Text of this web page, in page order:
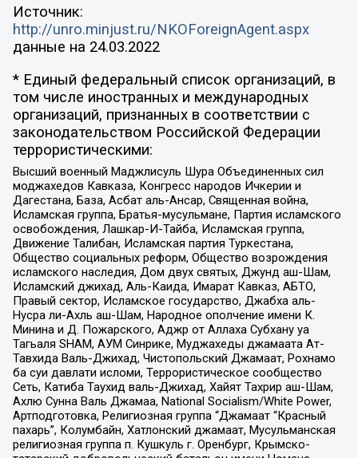
Источник:
http://unro.minjust.ru/NKOForeignAgent.aspx
данные на 24.03.2022
* Единый федеральный список организаций, в
том числе иностранных и международных
организаций, признанных в соответствии с
законодательством Российской Федерации
террористическими:
Высший военный Маджлисуль Шура Объединенных сил
моджахедов Кавказа, Конгресс народов Ичкерии и
Дагестана, База, Асбат аль-Ансар, Священная война,
Исламская группа, Братья-мусульмане, Партия исламского
освобождения, Лашкар-И-Тайба, Исламская группа,
Движение Талибан, Исламская партия Туркестана,
Общество социальных реформ, Общество возрождения
исламского наследия, Дом двух святых, Джунд аш-Шам,
Исламский джихад, Аль-Каида, Имарат Кавказ, АБТО,
Правый сектор, Исламское государство, Джабха аль-
Нусра ли-Ахль аш-Шам, Народное ополчение имени К.
Минина и Д. Пожарского, Аджр от Аллаха Субхану уа
Тагьаля SHAM, АУМ Синрике, Муджахеды джамаата Ат-
Тавхида Валь-Джихад, Чистопольский Джамаат, Рохнамо
ба суи давлати исломи, Террористическое сообщество
Сеть, Катиба Таухид валь-Джихад, Хайят Тахрир аш-Шам,
Ахлю Сунна Валь Джамаа, National Socialism/White Power,
Артподготовка, Религиозная группа “Джамаат “Красный
пахарь”, Колумбайн, Хатлонский джамаат, Мусульманская
религиозная группа п. Кушкуль г. Оренбург, Крымско-